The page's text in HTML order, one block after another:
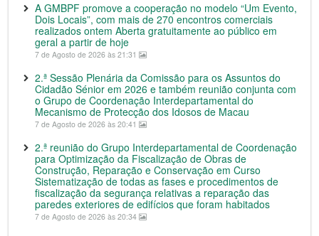
A GMBPF promove a cooperação no modelo “Um Evento,
Dois Locais”, com mais de 270 encontros comerciais
realizados ontem Aberta gratuitamente ao público em
geral a partir de hoje
7 de Agosto de 2026 às 21:31
2.ª Sessão Plenária da Comissão para os Assuntos do
Cidadão Sénior em 2026 e também reunião conjunta com
o Grupo de Coordenação Interdepartamental do
Mecanismo de Protecção dos Idosos de Macau
7 de Agosto de 2026 às 20:41
2.ª reunião do Grupo Interdepartamental de Coordenação
para Optimização da Fiscalização de Obras de
Construção, Reparação e Conservação em Curso
Sistematização de todas as fases e procedimentos de
fiscalização da segurança relativas a reparação das
paredes exteriores de edifícios que foram habitados
7 de Agosto de 2026 às 20:34